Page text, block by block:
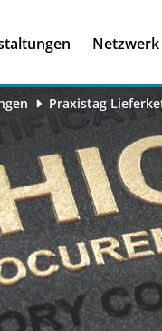
Netzwerk
Praxistag